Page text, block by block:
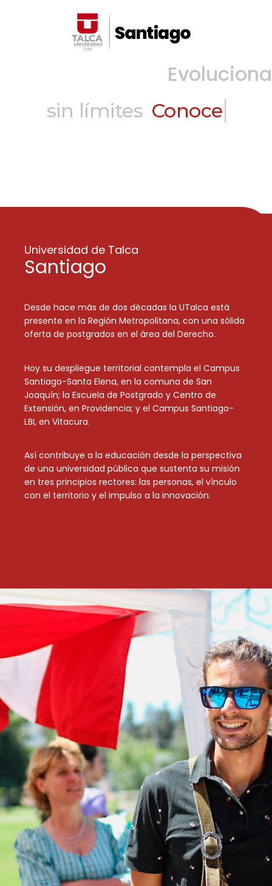
Evoluciona
sin límites Descubre
Universidad de Talca
Santiago
Desde hace más de dos décadas la UTalca está
presente en la Región Metropolitana, con una sólida
oferta de postgrados en el área del Derecho.
Hoy su despliegue territorial contempla el Campus
Santiago-Santa Elena, en la comuna de San
Joaquín; la Escuela de Postgrado y Centro de
Extensión, en Providencia; y el Campus Santiago-
LBI, en Vitacura.
Así contribuye a la educación desde la perspectiva
de una universidad pública que sustenta su misión
en tres principios rectores: las personas, el vínculo
con el territorio y el impulso a la innovación.